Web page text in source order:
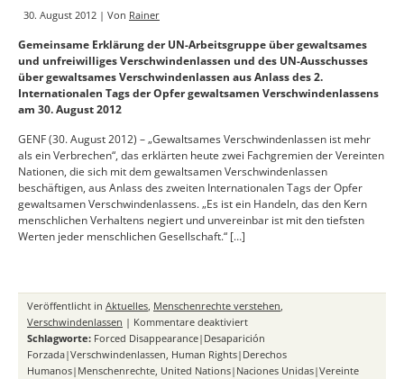
30. August 2012 | Von Rainer
Gemeinsame Erklärung der UN-Arbeitsgruppe über gewaltsames
und unfreiwilliges Verschwindenlassen und des UN-Ausschusses
über gewaltsames Verschwindenlassen aus Anlass des 2.
Internationalen Tags der Opfer gewaltsamen Verschwindenlassens
am 30. August 2012
GENF (30. August 2012) – „Gewaltsames Verschwindenlassen ist mehr
als ein Verbrechen“, das erklärten heute zwei Fachgremien der Vereinten
Nationen, die sich mit dem gewaltsamen Verschwindenlassen
beschäftigen, aus Anlass des zweiten Internationalen Tags der Opfer
gewaltsamen Verschwindenlassens. „Es ist ein Handeln, das den Kern
menschlichen Verhaltens negiert und unvereinbar ist mit den tiefsten
Werten jeder menschlichen Gesellschaft.“ […]
Veröffentlicht in Aktuelles, Menschenrechte verstehen,
Verschwindenlassen | Kommentare deaktiviertfür
Gewaltsames
Verschwindenlassen
–
Schlagworte: Forced Disappearance|Desaparición
Forzada|Verschwindenlassen, Human Rights|Derechos
Humanos|Menschenrechte, United Nations|Naciones Unidas|Vereinte